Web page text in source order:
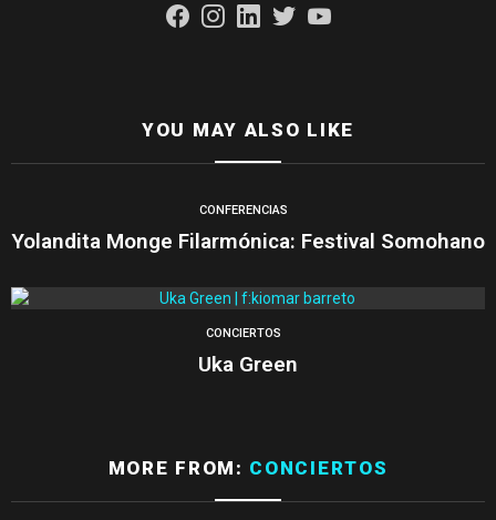
YOU MAY ALSO LIKE
CONFERENCIAS
Yolandita Monge Filarmónica: Festival Somohano
CONCIERTOS
Uka Green
MORE FROM: CONCIERTOS